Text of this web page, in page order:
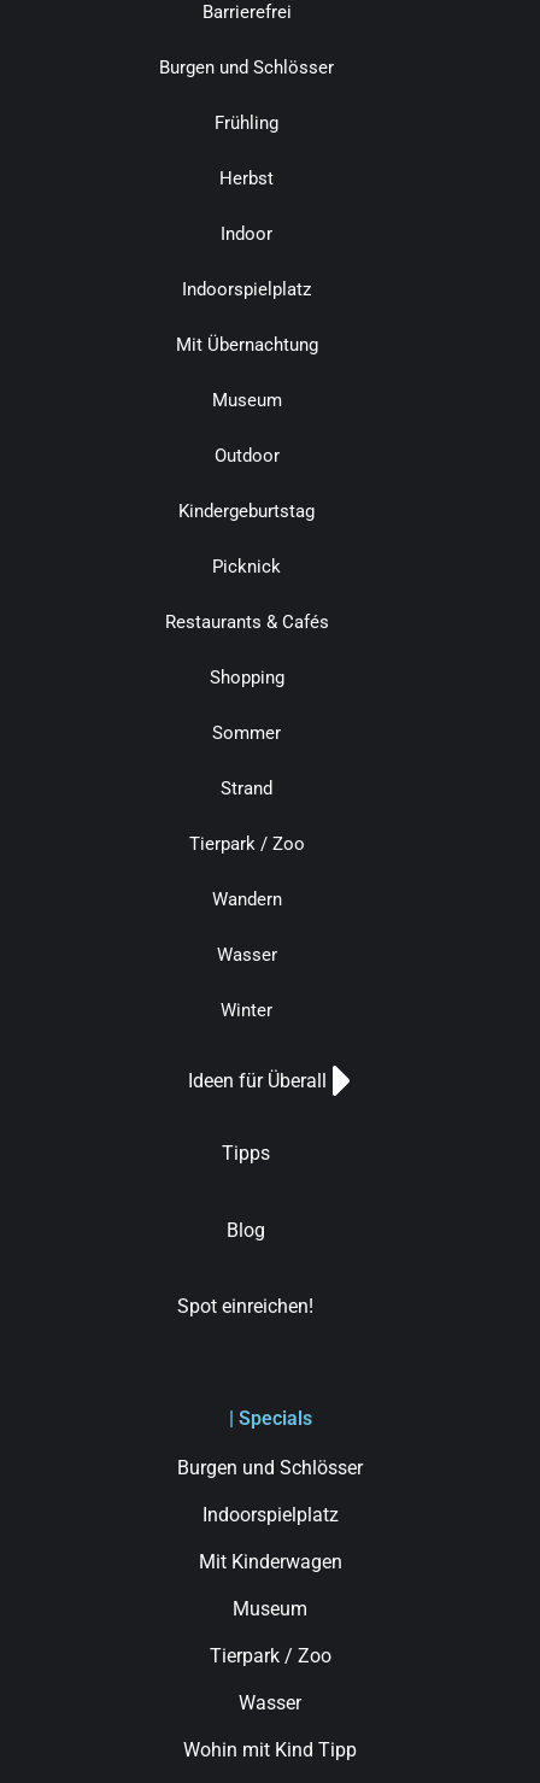
Barrierefrei
Burgen und Schlösser
Frühling
Herbst
Indoor
Indoorspielplatz
Mit Übernachtung
Museum
Outdoor
Kindergeburtstag
Picknick
Restaurants & Cafés
Shopping
Sommer
Strand
Tierpark / Zoo
Wandern
Wasser
Winter
Ideen für Überall
Tipps
Blog
Spot einreichen!
| Specials
Burgen und Schlösser
Indoorspielplatz
Mit Kinderwagen
Museum
Tierpark / Zoo
Wasser
Wohin mit Kind Tipp